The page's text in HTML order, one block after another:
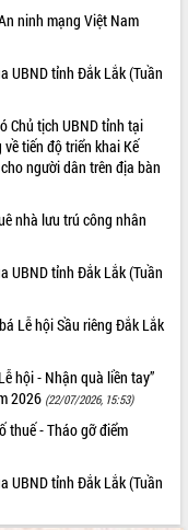
ninh mạng Việt Nam
UBND tỉnh Đắk Lắk (Tuần
Chủ tịch UBND tỉnh tại
tiến độ triển khai Kế
người dân trên địa bàn
nhà lưu trú công nhân
UBND tỉnh Đắk Lắk (Tuần
Lễ hội Sầu riêng Đắk Lắk
hội - Nhận quà liền tay”
2026 (22/07/2026, 15:53)
thuế - Tháo gỡ điểm
UBND tỉnh Đắk Lắk (Tuần